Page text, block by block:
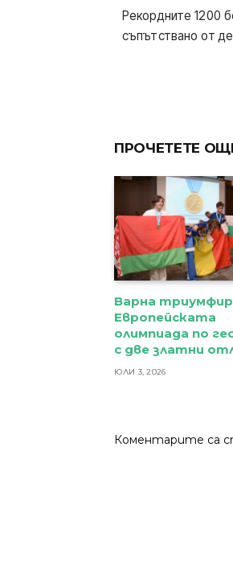
Рекордните 1200
съпътствано от
ПРОЧЕТЕТЕ
Варна
Европейската
олимпиада по
с две златни
ЮЛИ 3, 2026
Коментарите са